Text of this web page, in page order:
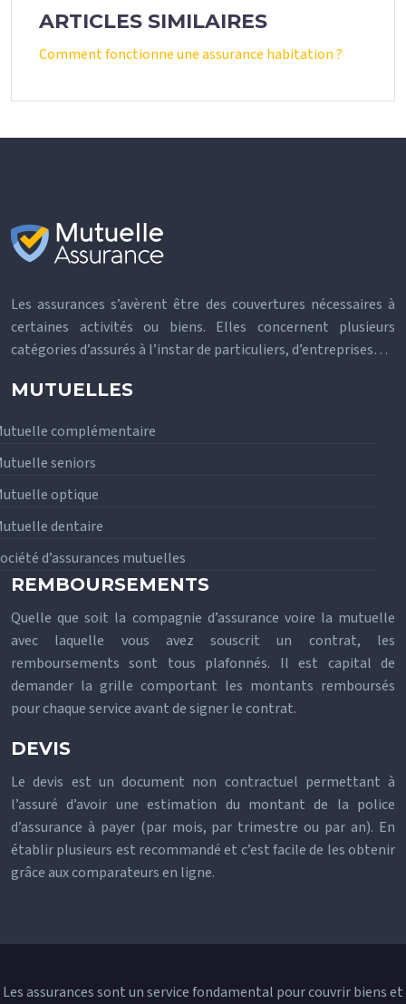
ARTICLES SIMILAIRES
Comment fonctionne une assurance habitation ?
Les assurances s’avèrent être des couvertures nécessaires à
certaines activités ou biens. Elles concernent plusieurs
catégories d’assurés à l’instar de particuliers, d’entreprises…
MUTUELLES
complémentaire
seniors
optique
dentaire
d’assurances mutuelles
REMBOURSEMENTS
Quelle que soit la compagnie d’assurance voire la mutuelle
avec laquelle vous avez souscrit un contrat, les
remboursements sont tous plafonnés. Il est capital de
demander la grille comportant les montants remboursés
pour chaque service avant de signer le contrat.
DEVIS
Le devis est un document non contractuel permettant à
l’assuré d’avoir une estimation du montant de la police
d’assurance à payer (par mois, par trimestre ou par an). En
établir plusieurs est recommandé et c’est facile de les obtenir
grâce aux comparateurs en ligne.
Les assurances sont un service fondamental pour couvrir biens et